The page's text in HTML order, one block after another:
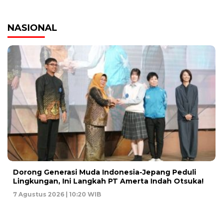
NASIONAL
Dorong Generasi Muda Indonesia-Jepang Peduli
Lingkungan, Ini Langkah PT Amerta Indah Otsuka!
7 Agustus 2026 | 10:20 WIB